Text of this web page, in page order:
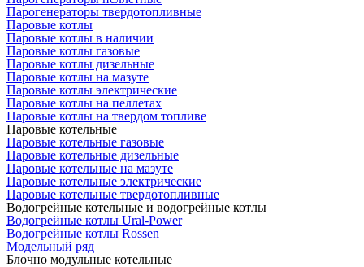
Парогенераторы твердотопливные
Паровые котлы
Паровые котлы в наличии
Паровые котлы газовые
Паровые котлы дизельные
Паровые котлы на мазуте
Паровые котлы электрические
Паровые котлы на пеллетах
Паровые котлы на твердом топливе
Паровые котельные
Паровые котельные газовые
Паровые котельные дизельные
Паровые котельные на мазуте
Паровые котельные электрические
Паровые котельные твердотопливные
Водогрейные котельные и водогрейные котлы
Водогрейные котлы Ural-Power
Водогрейные котлы Rossen
Модельный ряд
Блочно модульные котельные